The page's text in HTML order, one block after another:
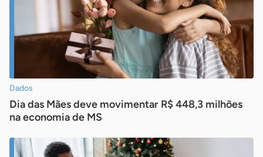
Dados
Dia das Mães deve movimentar R$ 448,3 milhões
na economia de MS